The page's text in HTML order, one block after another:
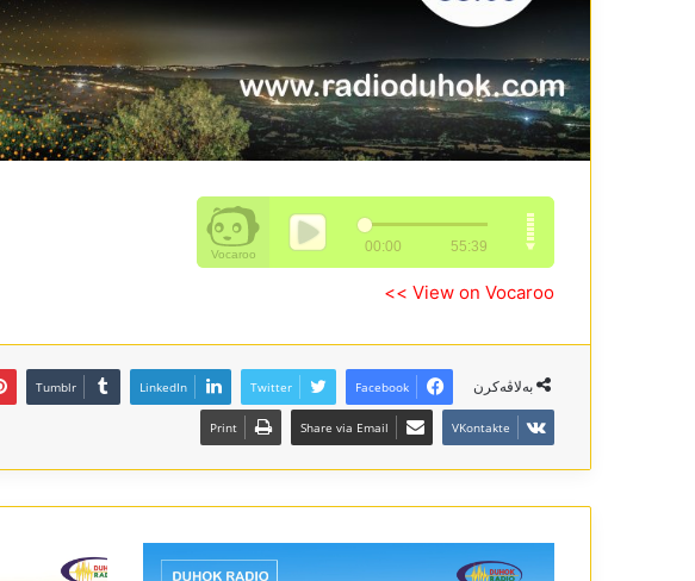
View on Vocaroo >>
بەلاڤەکرن Facebook
Twitter
LinkedIn
Tumblr
VKontakte
Share via Email
Print